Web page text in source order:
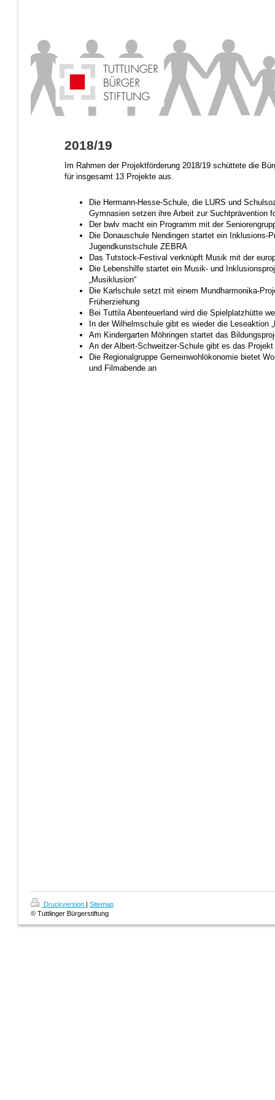
2018/19
Im Rahmen der Projektförderung 2018/19 schüttete die
für insgesamt 13 Projekte aus.
Die Hermann-Hesse-Schule, die LURS und
Gymnasien setzen ihre Arbeit zur Suchtprävention
Der bwlv macht ein Programm mit der
Die Donauschule Nendingen startet ein Inklusions-
Jugendkunstschule ZEBRA
Das Tutstock-Festival verknüpft Musik mit der
Die Lebenshilfe startet ein Musik- und
„Musiklusion“
Die Karlschule setzt mit einem Mundharmonika-
Früherziehung
Bei Tuttila Abenteuerland wird die Spielplatzhütte
In der Wilhelmschule gibt es wieder die Leseaktion
Am Kindergarten Möhringen startet das
An der Albert-Schweitzer-Schule gibt es das
Die Regionalgruppe Gemeinwohlökonomie bietet
und Filmabende an
Druckversion | Sitemap
© Tuttlinger Bürgerstiftung